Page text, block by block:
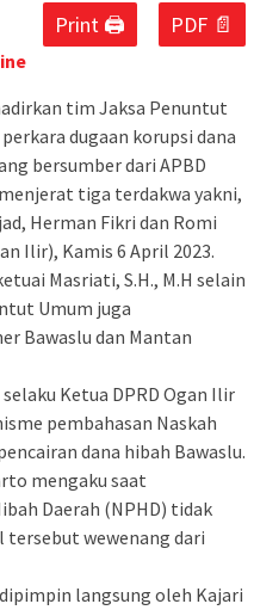
Print 🖨 PDF 📄
tim Jaksa Penuntut
dugaan korupsi dana
bersumber dari APBD
tiga terdakwa yakni,
Herman Fikri dan Romi
Ilir), Kamis 6 April 2023.
Masriati, S.H., M.H selain
Umum juga
Bawaslu dan Mantan
Ketua DPRD Ogan Ilir
pembahasan Naskah
dana hibah Bawaslu.
mengaku saat
Daerah (NPHD) tidak
wewenang dari
langsung oleh Kajari